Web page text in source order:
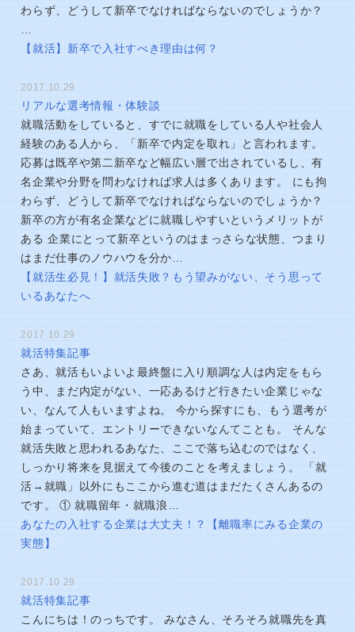
わらず、どうして新卒でなければならないのでしょうか？
…
【就活】新卒で入社すべき理由は何？
2017.10.29
リアルな選考情報・体験談
就職活動をしていると、すでに就職をしている人や社会人
経験のある人から、「新卒で内定を取れ」と言われます。
応募は既卒や第二新卒など幅広い層で出されているし、有
名企業や分野を問わなければ求人は多くあります。 にも拘
わらず、どうして新卒でなければならないのでしょうか？
新卒の方が有名企業などに就職しやすいというメリットが
ある 企業にとって新卒というのはまっさらな状態、つまり
はまだ仕事のノウハウを分か…
【就活生必見！】就活失敗？もう望みがない、そう思って
いるあなたへ
2017.10.29
就活特集記事
さあ、就活もいよいよ最終盤に入り順調な人は内定をもら
う中、まだ内定がない、一応あるけど行きたい企業じゃな
い、なんて人もいますよね。 今から探すにも、もう選考が
始まっていて、エントリーできないなんてことも。 そんな
就活失敗と思われるあなた、ここで落ち込むのではなく、
しっかり将来を見据えて今後のことを考えましょう。 「就
活→就職」以外にもここから進む道はまだたくさんあるの
です。 ① 就職留年・就職浪…
あなたの入社する企業は大丈夫！？【離職率にみる企業の
実態】
2017.10.29
就活特集記事
こんにちは！のっちです。 みなさん、そろそろ就職先を真